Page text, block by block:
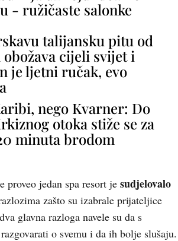
- ružičaste salonke
talijansku pitu od
cijeli svijet i
je ljetni ručak, evo
nego Kvarner: Do
otoka stiže se za
minuta brodom
proveo jedan spa resort je sudjelovalo
zašto su izabrale prijateljice
glavna razloga navele su da s
o svemu i da ih bolje slušaju.